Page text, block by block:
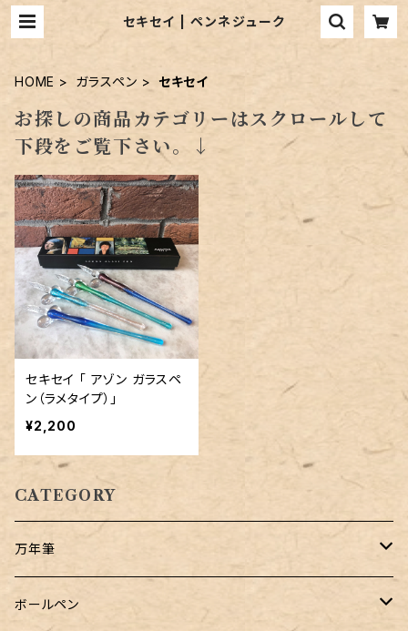
セキセイ | ペンネジューク
HOME ガラスペン セキセイ
お探しの商品カテゴリーはスクロールして
下段をご覧下さい。↓
セキセイ 「 アゾン ガラスペ
ン（ラメタイプ）」
¥2,200
CATEGORY
万年筆
Pelikan（ペリカン）
ボールペン